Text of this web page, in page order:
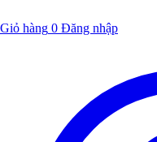
Giỏ hàng 0 Đăng nhập